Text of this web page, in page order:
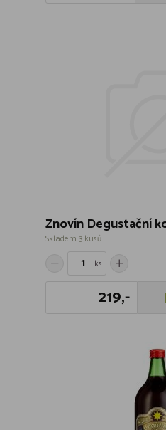
Znovín Degustační
Skladem 3 kusů
ks
219,-